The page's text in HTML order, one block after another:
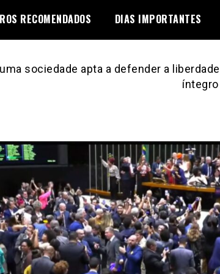
RECOMENDADOS DIAS IMPORTANTES
sociedade apta a defender a